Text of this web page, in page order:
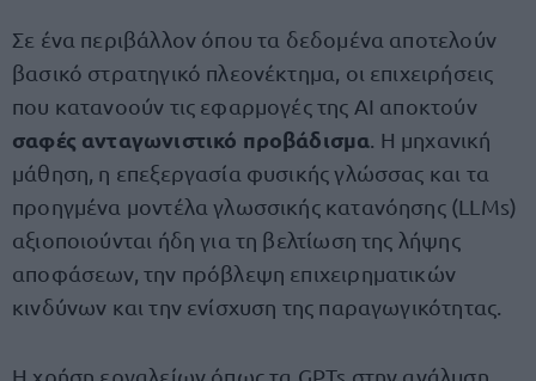
Σε ένα περιβάλλον όπου τα δεδομένα αποτελούν
βασικό στρατηγικό πλεονέκτημα, οι επιχειρήσεις
που κατανοούν τις εφαρμογές της AI αποκτούν
σαφές ανταγωνιστικό προβάδισμα . Η μηχανική
μάθηση, η επεξεργασία φυσικής γλώσσας και τα
προηγμένα μοντέλα γλωσσικής κατανόησης (LLMs)
αξιοποιούνται ήδη για τη βελτίωση της λήψης
αποφάσεων, την πρόβλεψη επιχειρηματικών
κινδύνων και την ενίσχυση της παραγωγικότητας.
Η χρήση εργαλείων όπως τα GPTs στην ανάλυση